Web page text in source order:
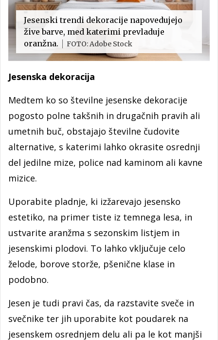
Jesenski trendi dekoracije napovedujejo
žive barve, med katerimi prevladuje
oranžna.
FOTO: Adobe Stock
Jesenska dekoracija
Medtem ko so številne jesenske dekoracije
pogosto polne takšnih in drugačnih pravih ali
umetnih buč, obstajajo številne čudovite
alternative, s katerimi lahko okrasite osrednji
del jedilne mize, police nad kaminom ali kavne
mizice.
Uporabite pladnje, ki izžarevajo jesensko
estetiko, na primer tiste iz temnega lesa, in
ustvarite aranžma s sezonskim listjem in
jesenskimi plodovi. To lahko vključuje celo
želode, borove storže, pšenične klase in
podobno.
Jesen je tudi pravi čas, da razstavite sveče in
svečnike ter jih uporabite kot poudarek na
jesenskem osrednjem delu ali pa le kot manjši